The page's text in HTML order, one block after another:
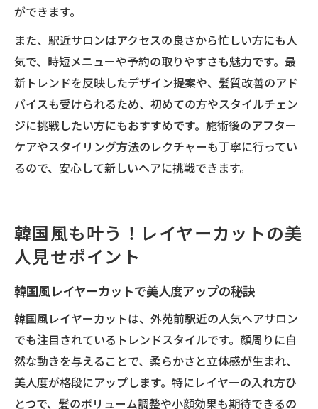
ができます。
また、駅近サロンはアクセスの良さから忙しい方にも人
気で、時短メニューや予約の取りやすさも魅力です。最
新トレンドを反映したデザイン提案や、髪質改善のアド
バイスも受けられるため、初めての方やスタイルチェン
ジに挑戦したい方にもおすすめです。施術後のアフター
ケアやスタイリング方法のレクチャーも丁寧に行ってい
るので、安心して新しいヘアに挑戦できます。
韓国風も叶う！レイヤーカットの美
人見せポイント
韓国風レイヤーカットで美人度アップの秘訣
韓国風レイヤーカットは、外苑前駅近の人気ヘアサロン
でも注目されているトレンドスタイルです。顔周りに自
然な動きを与えることで、柔らかさと立体感が生まれ、
美人度が格段にアップします。特にレイヤーの入れ方ひ
とつで、髪のボリューム調整や小顔効果も期待できるの